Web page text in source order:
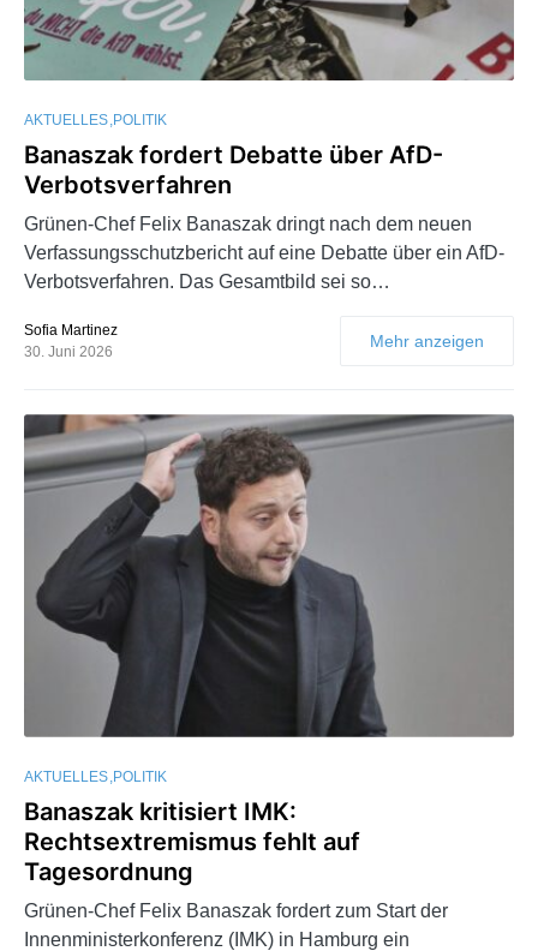
AKTUELLES POLITIK
Banaszak fordert Debatte über AfD-
Verbotsverfahren
Grünen-Chef Felix Banaszak dringt nach dem neuen
Verfassungsschutzbericht auf eine Debatte über ein AfD-
Verbotsverfahren. Das Gesamtbild sei so…
Sofia Martinez
30. Juni 2026
Mehr anzeigen
AKTUELLES POLITIK
Banaszak kritisiert IMK:
Rechtsextremismus fehlt auf
Tagesordnung
Grünen-Chef Felix Banaszak fordert zum Start der
Innenministerkonferenz (IMK) in Hamburg ein